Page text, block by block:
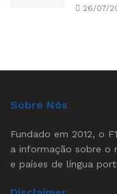
26/07/
Sobre Nós
Fundado em 2012, o
a informação sobre o
e países de língua